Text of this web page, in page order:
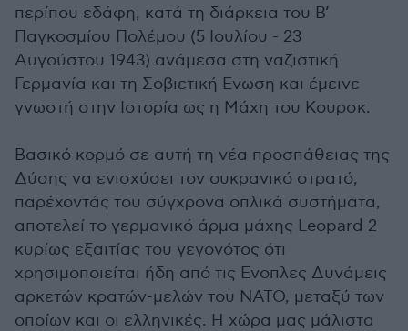
περίπου εδάφη, κατά τη διάρκεια του Β’
Παγκοσμίου Πολέμου (5 Ιουλίου - 23
Αυγούστου 1943) ανάμεσα στη ναζιστική
Γερμανία και τη Σοβιετική Ενωση και έμεινε
γνωστή στην Ιστορία ως η Μάχη του Κουρσκ.
Βασικό κορμό σε αυτή τη νέα προσπάθειας της
Δύσης να ενισχύσει τον ουκρανικό στρατό,
παρέχοντάς του σύγχρονα οπλικά συστήματα,
αποτελεί το γερμανικό άρμα μάχης Leopard 2
κυρίως εξαιτίας του γεγονότος ότι
χρησιμοποιείται ήδη από τις Ενοπλες Δυνάμεις
αρκετών κρατών-μελών του ΝΑΤΟ, μεταξύ των
οποίων και οι ελληνικές. Η χώρα μας μάλιστα